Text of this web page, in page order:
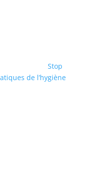
Stop
de l’hygiène